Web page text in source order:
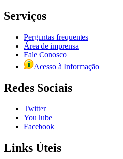
Serviços
Perguntas frequentes
Área de imprensa
Fale Conosco
Acesso à Informação
Redes Sociais
Twitter
YouTube
Facebook
Links Úteis